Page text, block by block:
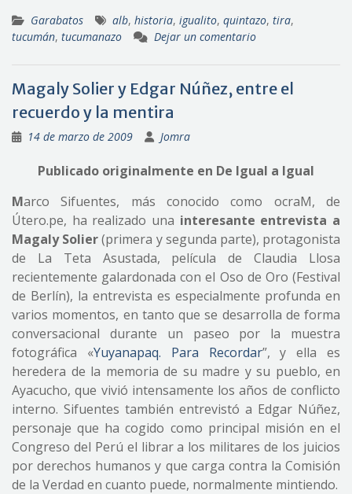
Garabatos alb, historia, igualito, quintazo, tira,
tucumán, tucumanazo Dejar un comentario
Magaly Solier y Edgar Núñez, entre el
recuerdo y la mentira
14 de marzo de 2009 Jomra
Publicado originalmente en De Igual a Igual
Marco Sifuentes, más conocido como ocraM, de
Útero.pe, ha realizado una interesante entrevista a
Magaly Solier(primera y segunda parte), protagonista
de La Teta Asustada, película de Claudia Llosa
recientemente galardonada con el Oso de Oro (Festival
de Berlín), la entrevista es especialmente profunda en
varios momentos, en tanto que se desarrolla de forma
conversacional durante un paseo por la muestra
fotográfica «Yuyanapaq. Para Recordar”, y ella es
heredera de la memoria de su madre y su pueblo, en
Ayacucho, que vivió intensamente los años de conflicto
interno. Sifuentes también entrevistó a Edgar Núñez,
personaje que ha cogido como principal misión en el
Congreso del Perú el librar a los militares de los juicios
por derechos humanos y que carga contra la Comisión
de la Verdad en cuanto puede, normalmente mintiendo.